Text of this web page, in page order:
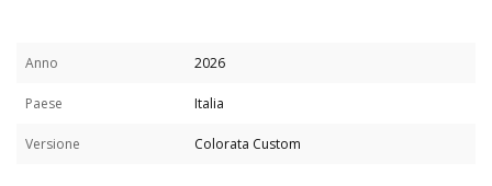
Anno 2026
Paese Italia
Versione Colorata Custom